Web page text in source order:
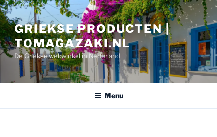
Ga
naar
de
inhoud
GRIEKSE PRODUCTEN |
TOMAGAZAKI.NL
De Griekse webwinkel in Nederland
Menu